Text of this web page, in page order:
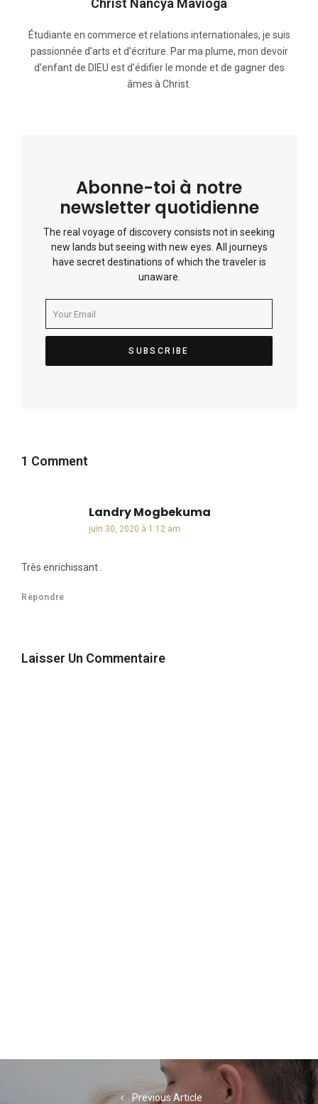
Christ Nancya Mavioga
Étudiante en commerce et relations internationales, je suis
passionnée d’arts et d’écriture. Par ma plume, mon devoir
d’enfant de DIEU est d’édifier le monde et de gagner des
âmes à Christ.
Abonne-toi à notre
newsletter quotidienne
The real voyage of discovery consists not in seeking
new lands but seeing with new eyes. All journeys
have secret destinations of which the traveler is
unaware.
1 Comment
Landry Mogbekuma
juin 30, 2020 à 1:12 am
Très enrichissant .
Répondre
Laisser Un Commentaire
Previous Article